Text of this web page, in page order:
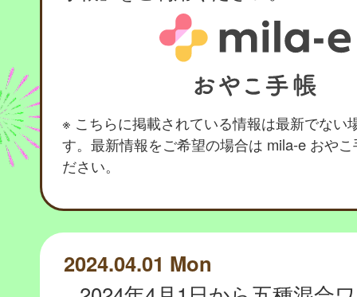
※ こちらに掲載されている情報は最新でない
す。最新情報をご希望の場合は mila-e おや
ださい。
2024.04.01 Mon